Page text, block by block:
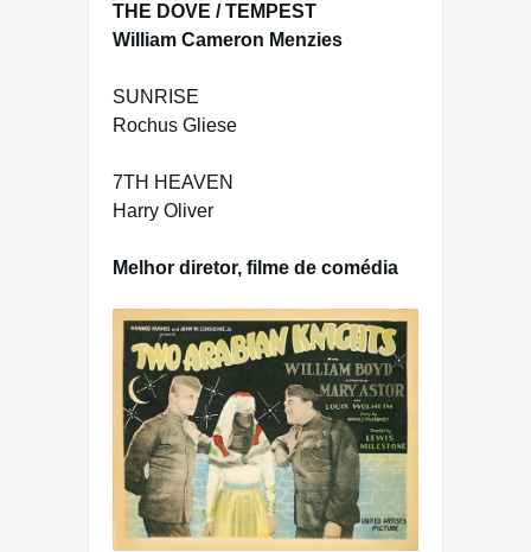
THE DOVE / TEMPEST
William Cameron Menzies
SUNRISE
Rochus Gliese
7TH HEAVEN
Harry Oliver
Melhor diretor, filme de comédia